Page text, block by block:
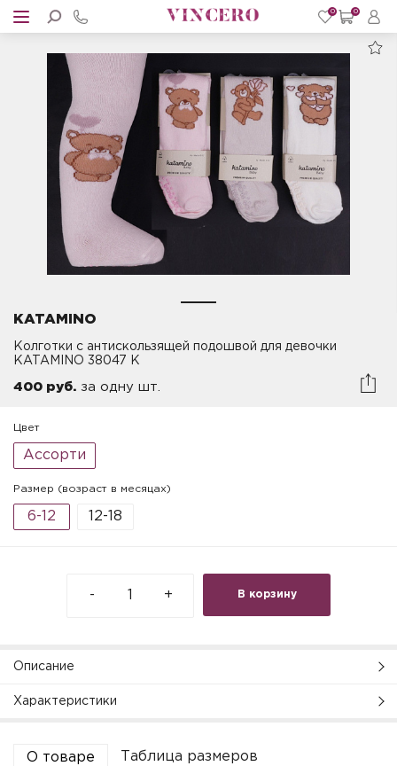
0 0
KATAMINO
Колготки с антискользящей подошвой для девочки
KATAMINO 38047 K
400 руб. за одну шт.
Цвет
Ассорти
Размер (возраст в месяцах)
6-12 12-18
В корзину
- +
Описание
Характеристики
О товаре Таблица размеров